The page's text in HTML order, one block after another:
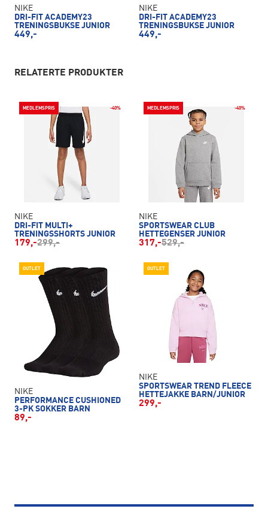
NIKE
DRI-FIT ACADEMY23
TRENINGSBUKSE JUNIOR
449,-
NIKE
DRI-FIT ACADEMY23
TRENINGSBUKSE JUNIOR
449,-
RELATERTE PRODUKTER
MEDLEMSPRIS -40%
NIKE
DRI-FIT MULTI+
TRENINGSSHORTS JUNIOR
179,-299,-
MEDLEMSPRIS -40%
NIKE
SPORTSWEAR CLUB
HETTEGENSER JUNIOR
317,-529,-
OUTLET
NIKE
PERFORMANCE CUSHIONED
3-PK SOKKER BARN
89,-
OUTLET
NIKE
SPORTSWEAR TREND FLEECE
HETTEJAKKE BARN/JUNIOR
299,-